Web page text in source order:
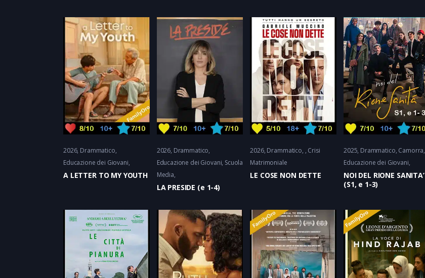
2026 Drammatico
Educazione dei Giovani
A LETTER TO MY YOUTH
2026 Drammatico
Educazione dei Giovani, Scuola
Media
LA PRESIDE (e 1-4)
2026 Drammatico
Crisi
Matrimoniale
LE COSE NON DETTE
2025 Drammatico Camorra,
Educazione dei Giovani
NOI DEL RIONE SANITA’
(S1, e 1-3)